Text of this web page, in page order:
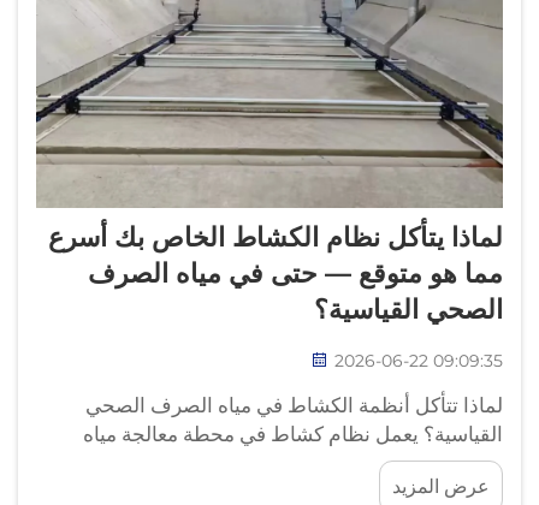
لماذا يتأكل نظام الكشاط الخاص بك أسرع
مما هو متوقع — حتى في مياه الصرف
الصحي القياسية؟
2026-06-22 09:09:35
لماذا تتأكل أنظمة الكشاط في مياه الصرف الصحي
القياسية؟ يعمل نظام كشاط في محطة معالجة مياه
الصرف الصحي البلدية في ما يبدو أنه مياه صرف صحي
قياسية — ومع ذلك فإن المكونات المعدنية تتأكل بمعدل
عرض المزيد